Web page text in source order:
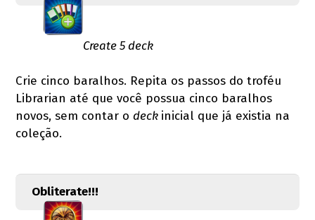
Create 5 deck
Crie cinco baralhos. Repita os passos do troféu
Librarian até que você possua cinco baralhos
novos, sem contar odeck inicial que já existia na
coleção.
Obliterate!!!